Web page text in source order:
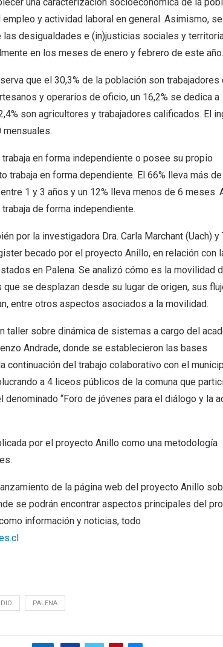
y actividad laboral en general. Asimismo,
desigualdades e (in)justicias sociales y
en los meses de enero y febrero de este año.
que el 30,3% de la población son trabajadores
y operarios de oficio, un 16,2% se dedica a
son agricultores y trabajadores calificados. El
trabaja en forma independiente o posee su propio
trabaja en forma dependiente. El 66% lleva más
1 y 3 años y un 12% lleva menos de 6 meses.
de forma independiente.
por la investigadora Dra. Carla Marchant (Uach) y
becado por el proyecto Anillo, en relación con
en Palena. Se analizó cómo es la movilidad
se desplazan desde su lugar de origen, sus
entre otros aspectos asociados a la movilidad.
taller sobre dinámica de sistemas a cargo del
Andrade, donde se establecieron las bases
continuación del trabajo colaborativo con el
a 4 liceos públicos de la comuna que
“Foro de jóvenes para el diálogo y la
por el proyecto Anillo como una metodología
de la página web del proyecto Anillo
se podrán encontrar aspectos principales del
información y noticias, todo
PALENA